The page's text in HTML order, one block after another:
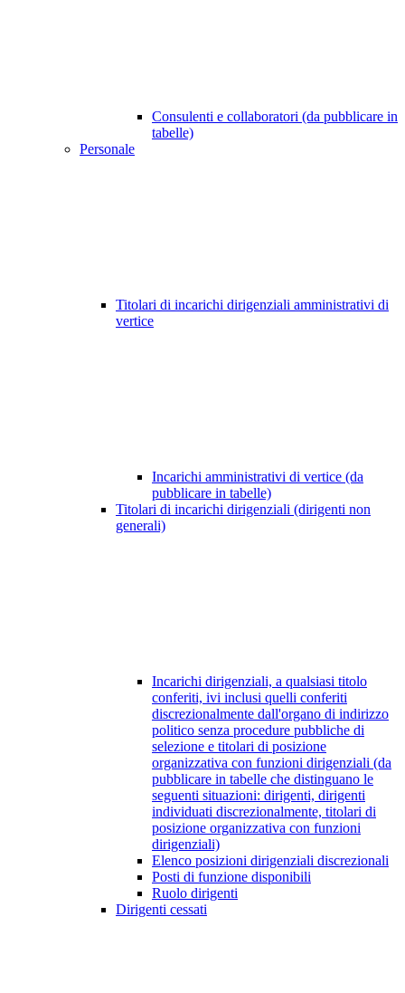
Consulenti e collaboratori (da pubblicare in
tabelle)
Personale
Titolari di incarichi dirigenziali amministrativi di
vertice
Incarichi amministrativi di vertice (da
pubblicare in tabelle)
Titolari di incarichi dirigenziali (dirigenti non
generali)
Incarichi dirigenziali, a qualsiasi titolo
conferiti, ivi inclusi quelli conferiti
discrezionalmente dall'organo di indirizzo
politico senza procedure pubbliche di
selezione e titolari di posizione
organizzativa con funzioni dirigenziali (da
pubblicare in tabelle che distinguano le
seguenti situazioni: dirigenti, dirigenti
individuati discrezionalmente, titolari di
posizione organizzativa con funzioni
dirigenziali)
Elenco posizioni dirigenziali discrezionali
Posti di funzione disponibili
Ruolo dirigenti
Dirigenti cessati